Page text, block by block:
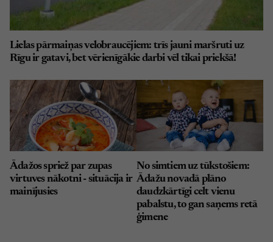
Lielas pārmaiņas velobraucējiem: trīs jauni maršruti uz
Rīgu ir gatavi, bet vērienīgākie darbi vēl tikai priekšā!
Ādažos spriež par zupas
virtuves nākotni - situācija ir
mainījusies
No simtiem uz tūkstošiem:
Ādažu novadā plāno
daudzkārtīgi celt vienu
pabalstu, to gan saņems retā
ģimene